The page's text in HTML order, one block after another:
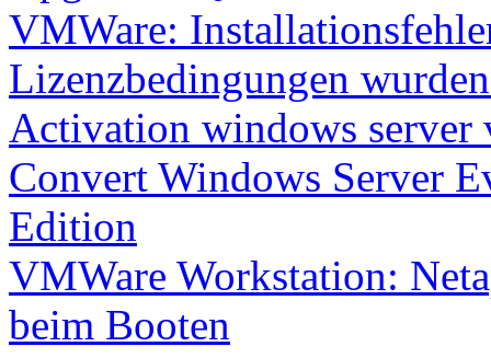
VMWare:
Lizenzbedingungen
Activation windows server
Convert Windows Server
Edition
VMWare Workstation:
beim Booten